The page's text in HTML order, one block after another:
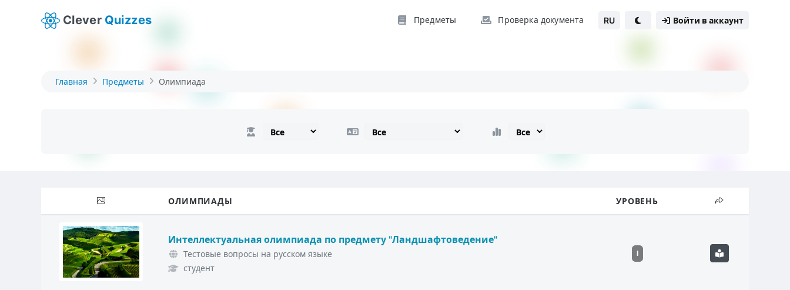
Clever Quizzes Предметы Проверка документа RU Войти в аккаунт
Главная Предметы Олимпиада
ОЛИМПИАДЫ УРОВЕНЬ
Интеллектуальная олимпиада по предмету "Ландшафтоведение"
Тестовые вопросы на русском языке
студент
I